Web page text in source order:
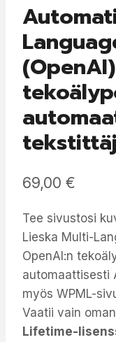
69,00 €
Tee sivustosi
Lieska Multi-
OpenAI:n
automaattisesti
myös WPML-
Vaatii vain oman
Lifetime-